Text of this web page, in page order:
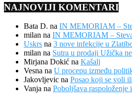
NAJNOVIJI KOMENTARI
Bata D. na IN MEMORIAM –
milan na IN MEMORIAM –
Uskrs na 3 nove infekcije u
milan na Sutra u prodaji Užička
Mirjana Dokić na Kašalj
Vesna na U procepu između
Jakovljevic na Posao koji se voli
Vanja na Poboljšava raspoloženje